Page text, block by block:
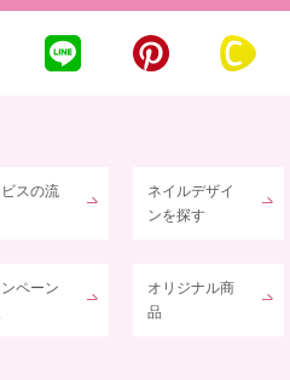
スの流
ネイルデザイ
ンを探す
ペーン
オリジナル商
品